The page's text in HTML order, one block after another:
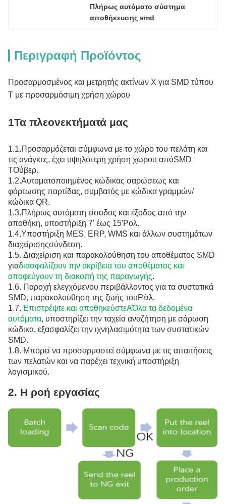
Πλήρως αυτόματο σύστημα
αποθήκευσης smd
Περιγραφή Προϊόντος
Προσαρμοσμένος και μετρητής ακτίνων Χ για SMD τύπου
T με προσαρμόσιμη χρήση χώρου
1Τα πλεονεκτήματά μας
1.1.Προσαρμόζεται σύμφωνα με το χώρο του πελάτη και
τις ανάγκες, έχει υψηλότερη χρήση χώρου απόSMD
TΟύβερ.
1.2.Αυτοματοποιημένος κώδικας σαρώσεως και
φόρτωσης παρτίδας, συμβατός με κώδικα γραμμών/
κώδικα QR.
1.3.Πλήρως αυτόματη είσοδος και έξοδος από την
αποθήκη, υποστήριξη 7' έως 15'Ρολ.
1.4.Υποστήριξη MES, ERP, WMS και άλλων συστημάτων
διαχείρισηςσύνδεση.
1.5. Διαχείριση και παρακολούθηση του αποθέματος SMD
γιαδιασφαλίζουν την ακρίβεια του αποθέματος και
αποφεύγουν τη διακοπή της παραγωγής.
1.6. Παροχή ελεγχόμενου περιβάλλοντος για τα συστατικά
SMD, παρακολούθηση της ζωής τουΡέιλ.
1.7. Επιστρέψτε και αποθηκεύστεΑΌλα τα δεδομένα
αυτόματα, υποστηρίζει την ταχεία αναζήτηση με σάρωση
κώδικα, εξασφαλίζει την ιχνηλασιμότητα των συστατικών
SMD.
1.8. Μπορεί να προσαρμοστεί σύμφωνα με τις απαιτήσεις
των πελατών και να παρέχει τεχνική υποστήριξη
λογισμικού.
2. Η ροή εργασίας